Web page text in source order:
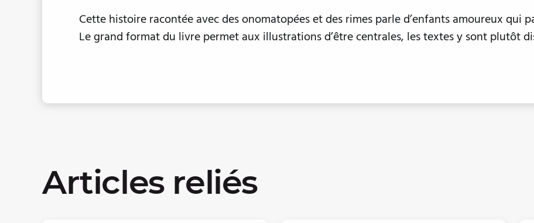
Cette histoire racontée avec des onomatopées et des rimes parle d’enfants amoureux qui
Le grand format du livre permet aux illustrations d’être centrales, les textes y sont plutôt
Articles reliés